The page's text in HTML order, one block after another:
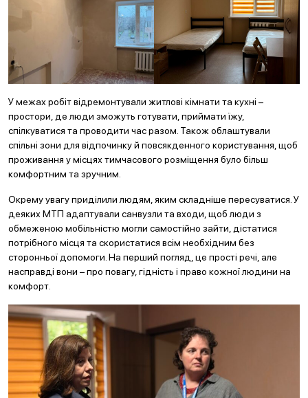
У межах робіт відремонтували житлові кімнати та кухні –
простори, де люди зможуть готувати, приймати їжу,
спілкуватися та проводити час разом. Також облаштували
спільні зони для відпочинку й повсякденного користування, щоб
проживання у місцях тимчасового розміщення було більш
комфортним та зручним.
Окрему увагу приділили людям, яким складніше пересуватися. У
деяких МТП адаптували санвузли та входи, щоб люди з
обмеженою мобільністю могли самостійно зайти, дістатися
потрібного місця та скористатися всім необхідним без
сторонньої допомоги. На перший погляд, це прості речі, але
насправді вони – про повагу, гідність і право кожної людини на
комфорт.